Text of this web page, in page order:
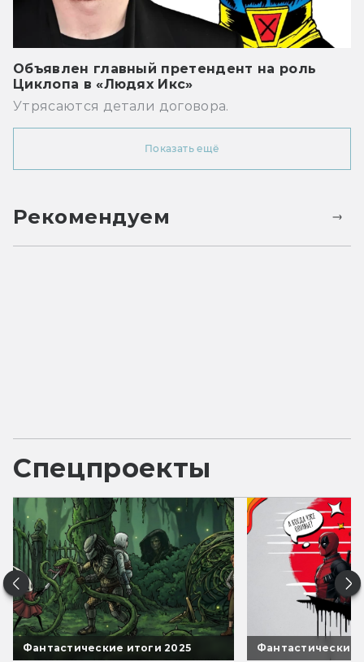
Объявлен главный претендент на роль
Циклопа в «Людях Икс»
Утрясаются детали договора.
Показать ещё
Рекомендуем
Спецпроекты
Фантастические итоги 2025 Фантастические